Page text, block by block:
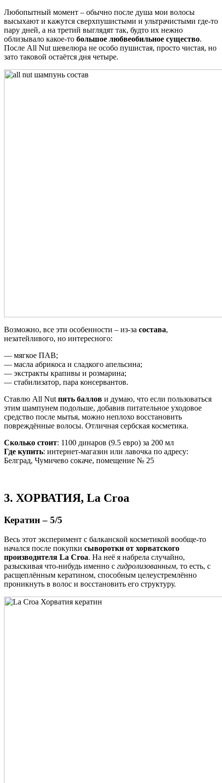
Любопытный момент – обычно после душа мои волосы
высыхают и кажутся сверхпушистыми и ультрачистыми где-то
пару дней, а на третий выглядят так, будто их нежно
облизывало какое-то большое любвеобильное существо.
После All Nut шевелюра не особо пушистая, просто чистая, но
зато таковой остаётся дня четыре.
Возможно, все эти особенности – из-за состава,
незатейливого, но интересного:
— мягкое ПАВ;
— масла абрикоса и сладкого апельсина;
— экстракты крапивы и розмарина;
— стабилизатор, пара консервантов.
Ставлю All Nut пять баллов и думаю, что если пользоваться
этим шампунем подольше, добавив питательное уходовое
средство после мытья, можно неплохо восстановить
повреждённые волосы. Отличная сербская косметика.
Сколько стоит: 1100 динаров (9.5 евро) за 200 мл
Где купить: интернет-магазин или лавочка по адресу:
Белград, Чумичево сокаче, помещение № 25
3. ХОРВАТИЯ, La Croa
Кератин – 5/5
Весь этот эксперимент с балканской косметикой вообще-то
начался после покупки сыворотки от хорватского
производителя La Croa. На неё я набрела случайно,
разыскивая что-нибудь именно с гидролизованным, то есть, с
расщеплённым кератином, способным целеустремлённо
проникнуть в волос и восстановить его структуру.